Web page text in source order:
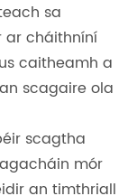
sa
ar cháithníní
caitheamh a
scagaire ola
scagtha
mór
an timthriall